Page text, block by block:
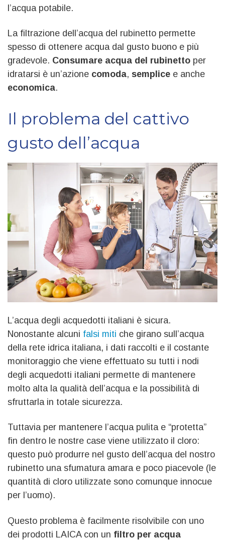
l’acqua potabile.
La filtrazione dell’acqua del rubinetto permette
spesso di ottenere acqua dal gusto buono e più
gradevole. Consumare acqua del rubinetto per
idratarsi è un’azione comoda, semplice e anche
economica.
Il problema del cattivo
gusto dell’acqua
L’acqua degli acquedotti italiani è sicura.
Nonostante alcuni falsi miti che girano sull’acqua
della rete idrica italiana, i dati raccolti e il costante
monitoraggio che viene effettuato su tutti i nodi
degli acquedotti italiani permette di mantenere
molto alta la qualità dell’acqua e la possibilità di
sfruttarla in totale sicurezza.
Tuttavia per mantenere l’acqua pulita e “protetta”
fin dentro le nostre case viene utilizzato il cloro:
questo può produrre nel gusto dell’acqua del nostro
rubinetto una sfumatura amara e poco piacevole (le
quantità di cloro utilizzate sono comunque innocue
per l’uomo).
Questo problema è facilmente risolvibile con uno
dei prodotti LAICA con un filtro per acqua